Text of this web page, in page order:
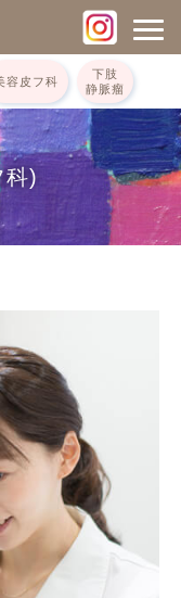
容皮フ科
下肢
静脈瘤
科)